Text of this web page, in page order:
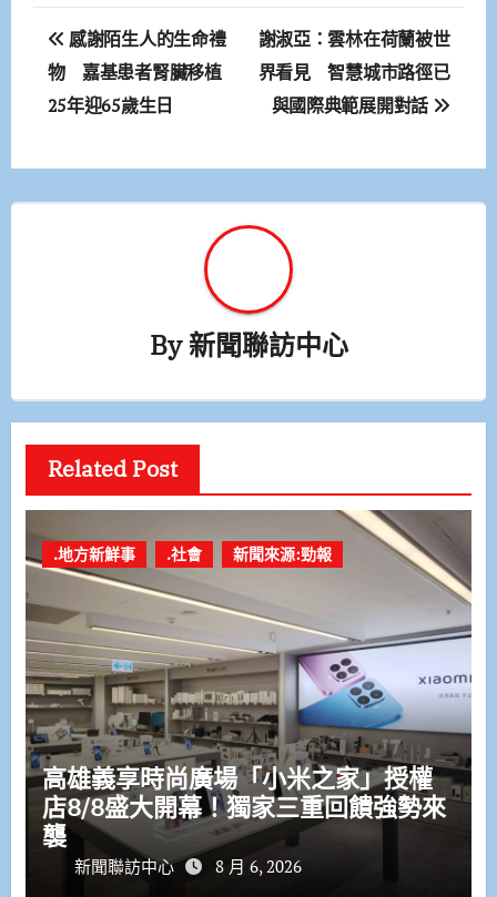
文
章
導
覽
感謝陌生人的生命禮
物 嘉基患者腎臟移植
25年迎65歲生日
謝淑亞：雲林在荷蘭被世
界看見 智慧城市路徑已
與國際典範展開對話
By新聞聯訪中心
Related Post
.地方新鮮事 .社會 新聞來源:勁報
高雄義享時尚廣場「小米之家」授權
店8/8盛大開幕！獨家三重回饋強勢來
襲
新聞聯訪中心 8 月 6, 2026